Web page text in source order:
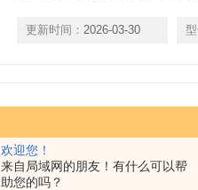
欢迎您！
来自局域网的朋友！有什么可以帮
助您的吗？
更新时间： 2026-03-30 型
青霉素振荡器用途: 已广泛普及
稀释之用 主要做青霉素混合均